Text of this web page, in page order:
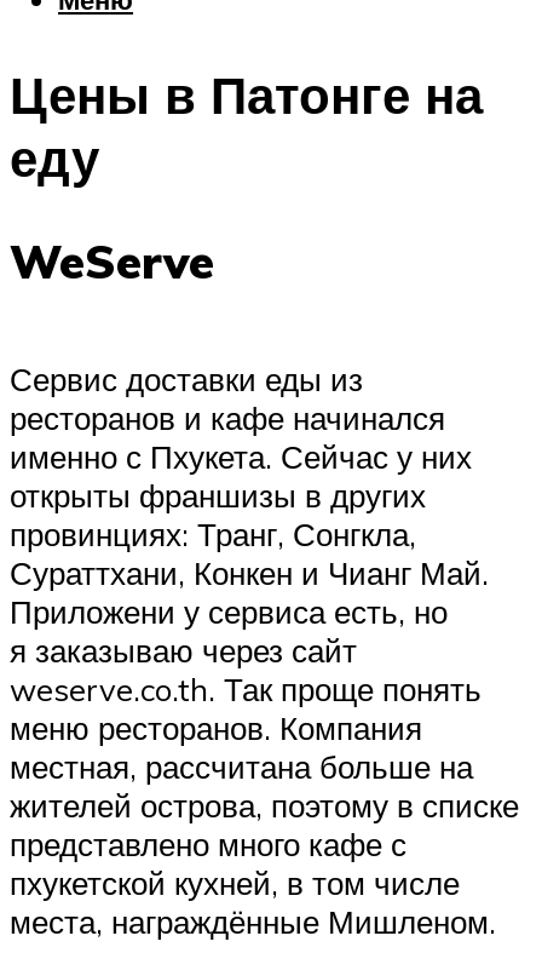
Шоппинг
Цены в Патонге на
еду
WeServe
Сервис доставки еды из
ресторанов и кафе начинался
именно с Пхукета. Сейчас у них
открыты франшизы в других
провинциях: Транг, Сонгкла,
Сураттхани, Конкен и Чианг Май.
Приложени у сервиса есть, но
я заказываю через сайт
weserve.co.th. Так проще понять
меню ресторанов. Компания
местная, рассчитана больше на
жителей острова, поэтому в списке
представлено много кафе с
пхукетской кухней, в том числе
места, награждённые Мишленом.